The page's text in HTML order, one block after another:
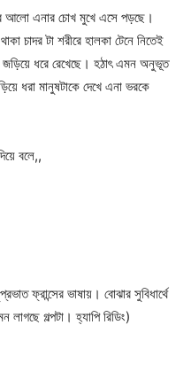
আলো এনার চোখ মুখে এসে পড়ছে।
চাদর টা শরীরে হালকা টেনে নিতেই
ধরে রেখেছে। হঠাৎ এমন অনুভূত
ধরা মানুষটাকে দেখে এনা ভরকে
বলে,,
ফ্রান্সের ভাষায়। বোঝার সুবিধার্থে
লাগছে গল্পটা। হ্যাপি রিডিং)